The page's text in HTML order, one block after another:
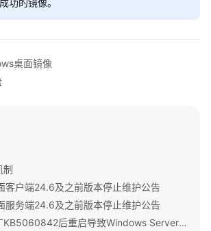
功的镜像。
桌面镜像
制
客户端24.6及之前版本停止维护公告
服务端24.6及之前版本停止维护公告
关于更新微软补丁KB5060842后重启导致Windows Server 2022发放的桌面无法启动的公告